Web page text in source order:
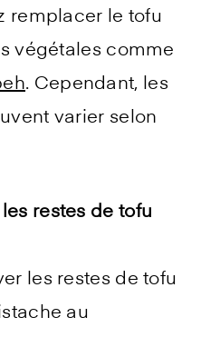
remplacer le tofu
végétales comme
. Cependant, les
varier selon
restes de tofu
les restes de tofu
au